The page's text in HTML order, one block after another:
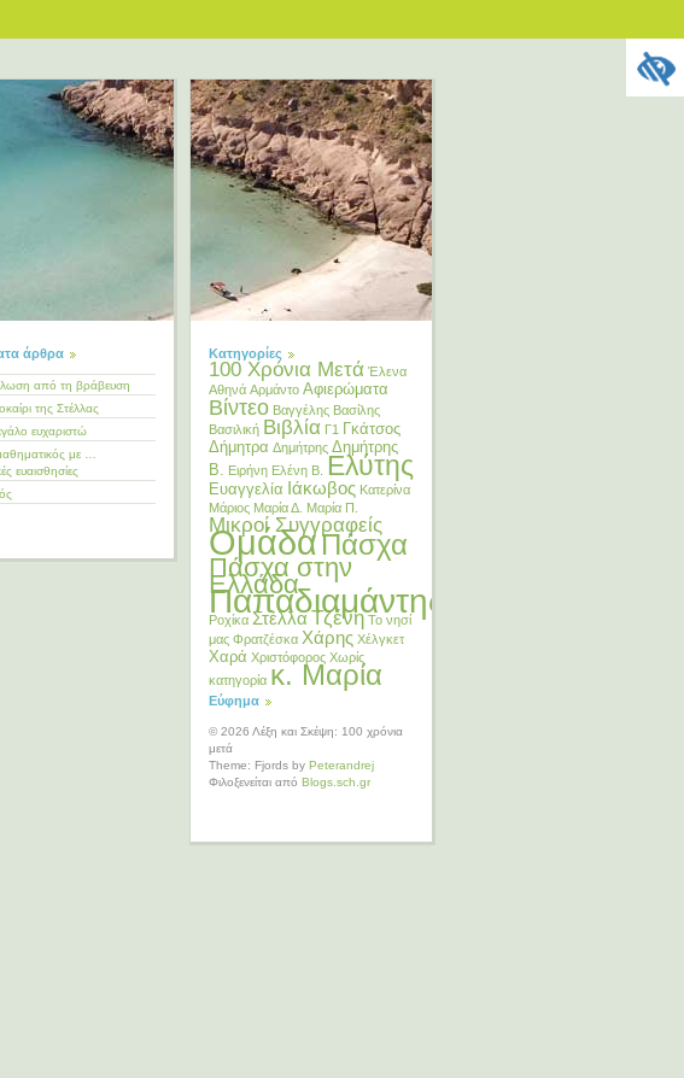
άρθρα
από τη βράβευση
της Στέλλας
ευχαριστώ
με …
ευαισθησίες
Κατηγορίες
100 Χρόνια Μετά Έλενα
Αθηνά Αρμάντο Αφιερώματα
Βίντεο Βαγγέλης Βασίλης
Βασιλική Βιβλία Γ1 Γκάτσος
Δήμητρα Δημήτρης Δημήτρης
Β. Ειρήνη Ελένη Β. Ελύτης
Ευαγγελία Ιάκωβος Κατερίνα
Μάριος Μαρία Δ. Μαρία Π.
Μικροί Συγγραφείς
ΟμάδαΠάσχα
Πάσχα στην
Ελλάδα
Παπαδιαμάντης
Ροχίκα ΣτέλλαΤζένη Το νησί
μας Φρατζέσκα Χάρης Χέλγκετ
Χαρά Χριστόφορος Χωρίς
κατηγορία κ. Μαρία
Εύφημα
© 2026 Λέξη και Σκέψη: 100 χρόνια
μετά
Theme: Fjords by Peterandrej
Φιλοξενείται από Blogs.sch.gr